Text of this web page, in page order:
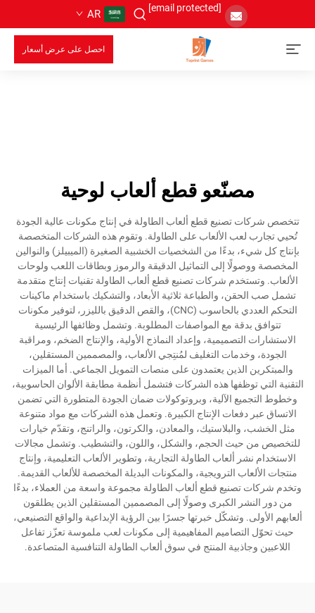
[email protected]
AR
احصل على عرض أسعار
مصنّعو قطع ألعاب لوحية
تتخصص شركات تصنيع قطع ألعاب الطاولة في إنتاج مكونات عالية الجودة
تُحيي تجارب لعب الألعاب على الطاولة. وتقوم هذه الشركات المتخصصة
بإنتاج كل شيء، بدءًا من الشخصيات الخشبية الصغيرة (الميبيلز) والنوالين
المخصصة ووصولًا إلى التماثيل الدقيقة والرموز وبطاقات اللعب ولوحات
الألعاب. وتستخدم شركات تصنيع قطع ألعاب الطاولة تقنيات إنتاج متقدمة
تشمل صب الحقن، والطباعة ثلاثية الأبعاد، والتشكيك باستخدام ماكينات
التحكم العددي بالحاسوب (CNC)، والقص الدقيق بالليزر، لتوفير مكونات
تتوافق بدقة مع المواصفات المطلوبة. وتشمل وظائفها الرئيسية
الاستشارات التصميمية، وإعداد النماذج الأولية، والإنتاج الضخم، ومراقبة
الجودة، وخدمات التغليف لمُنتِجي الألعاب، والمصممين المستقلين،
والمبتكرين الذين يعتمدون على منصات التمويل الجماعي. أما الميزات
التقنية التي توظفها هذه الشركات فتشمل أنظمة مطابقة الألوان الحاسوبية،
وخطوط التجميع الآلية، وبروتوكولات ضمان الجودة المتطورة التي تضمن
الاتساق عبر دفعات الإنتاج الكبيرة. وتعمل هذه الشركات مع مواد متنوعة
مثل الخشب، والبلاستيك، والمعادن، والكرتون، والراتنج، وتقدّم خيارات
للتخصيص من حيث الحجم، والشكل، واللون، والتشطيب. وتشمل مجالات
الاستخدام نشر ألعاب الطاولة التجارية، وتطوير الألعاب التعليمية، وإنتاج
منتجات الألعاب الترويجية، والمكونات البديلة المخصصة للألعاب القديمة.
وتخدم شركات تصنيع قطع ألعاب الطاولة مجموعة واسعة من العملاء، بدءًا
من دور النشر الكبرى وصولًا إلى المصممين المستقلين الذين يطلقون
ألعابهم الأولى. وتشكّل خبرتها جسرًا بين الرؤية الإبداعية والواقع التصنيعي،
حيث تحوّل التصاميم المفاهيمية إلى مكونات لعب ملموسة تعزّز تفاعل
اللاعبين وجاذبية المنتج في سوق ألعاب الطاولة التنافسية المتصاعدة.